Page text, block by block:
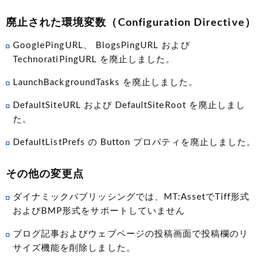
廃止された環境変数（Configuration Directive）
GooglePingURL、 BlogsPingURL および
TechnoratiPingURL を廃止しました。
LaunchBackgroundTasks を廃止しました。
DefaultSiteURL および DefaultSiteRoot を廃止しまし
た。
DefaultListPrefs の Button プロパティを廃止しました。
その他の変更点
ダイナミックパブリッシングでは、MT:AssetでTiff形式
およびBMP形式をサポートしていません
ブログ記事およびウェブページの投稿画面で投稿欄のリ
サイズ機能を削除しました。